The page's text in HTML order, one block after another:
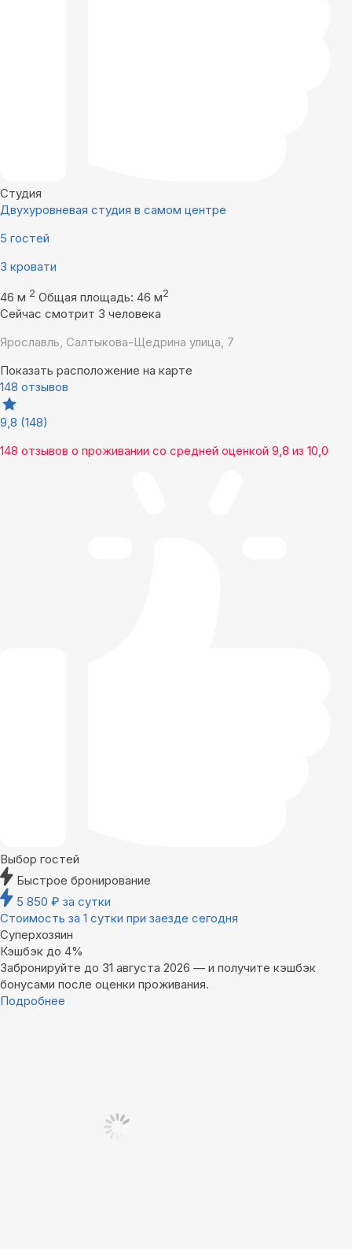
Студия
Двухуровневая студия в самом центре
5 гостей
3 кровати
46 м 2 Общая площадь: 46 м2
Сейчас смотрит 3 человека
Ярославль, Салтыкова-Щедрина улица, 7
Показать расположение на карте
148 отзывов
9,8 (148)
148 отзывов о проживании со средней оценкой 9,8 из 10,0
Выбор гостей
Быстрое бронирование
5 850 ₽ за сутки
Стоимость за 1 сутки при заезде сегодня
Суперхозяин
Кэшбэк до 4%
Забронируйте до 31 августа 2026 — и получите кэшбэк
бонусами после оценки проживания.
Подробнее